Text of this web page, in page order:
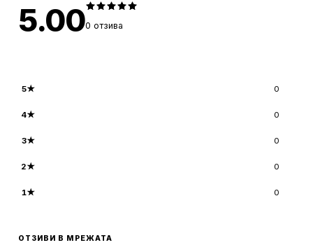
5.000 отзива
5★ 0
4★ 0
3★ 0
2★ 0
1★ 0
ОТЗИВИ В МРЕЖАТА